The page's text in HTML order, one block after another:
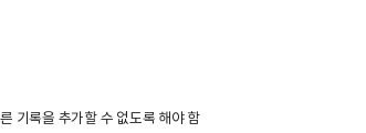
기록을 추가할 수 없도록 해야 함